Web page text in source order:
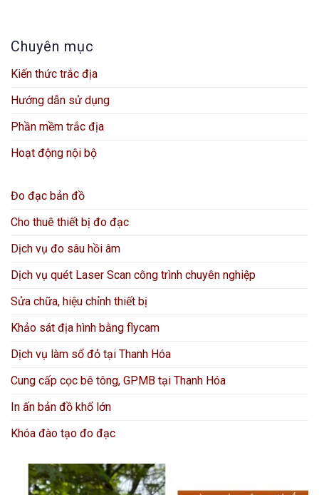
Chuyên mục
Kiến thức trắc địa
Hướng dẫn sử dụng
Phần mềm trắc địa
Hoạt động nội bộ
Đo đạc bản đồ
Cho thuê thiết bị đo đạc
Dịch vụ đo sâu hồi âm
Dịch vụ quét Laser Scan công trình chuyên nghiệp
Sửa chữa, hiệu chỉnh thiết bị
Khảo sát địa hình bằng flycam
Dịch vụ làm sổ đỏ tại Thanh Hóa
Cung cấp cọc bê tông, GPMB tại Thanh Hóa
In ấn bản đồ khổ lớn
Khóa đào tạo đo đạc